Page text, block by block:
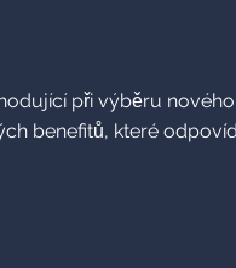
při výběru
benefitů, které